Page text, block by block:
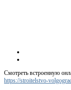
Смотреть встроенную
https://stroitelstvo-